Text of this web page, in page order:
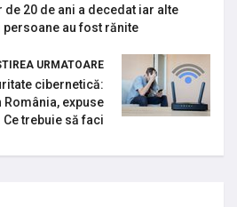
de 20 de ani a decedat iar alte
persoane au fost rănite
URMATOARE
cibernetică:
expuse
Ce trebuie să faci